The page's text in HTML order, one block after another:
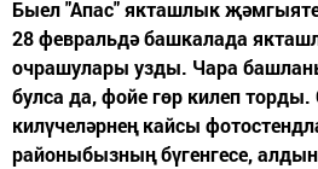
Быел "Апас" якташлык
28 февральдә башкалада
очрашулары узды. Чара
булса да, фойе гөр килеп
килүчеләрнең кайсы
районыбызның бүгенгесе,